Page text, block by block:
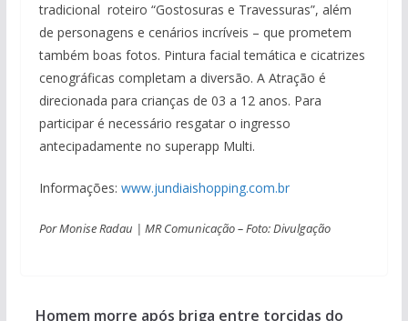
tradicional roteiro “Gostosuras e Travessuras”, além
de personagens e cenários incríveis – que prometem
também boas fotos. Pintura facial temática e cicatrizes
cenográficas completam a diversão. A Atração é
direcionada para crianças de 03 a 12 anos. Para
participar é necessário resgatar o ingresso
antecipadamente no superapp Multi.
Informações: www.jundiaishopping.com.br
Por Monise Radau | MR Comunicação – Foto: Divulgação
Homem morre após briga entre torcidas do